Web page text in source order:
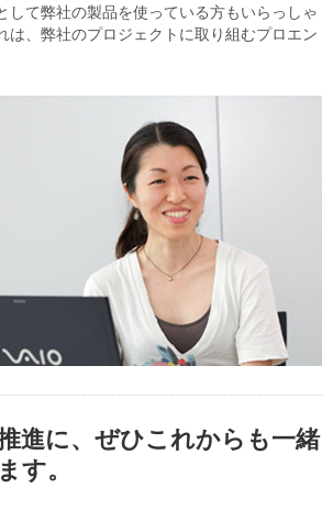
して弊社の製品を使っている方もいらっしゃ
、弊社のプロジェクトに取り組むプロエン
進に、ぜひこれからも一緒
す。